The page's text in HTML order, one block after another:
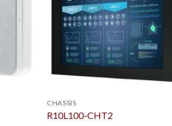
CHASSIS
R10L100-CHT2